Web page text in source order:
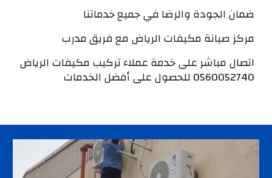
ضمان الجودة والرضا في جميع خدماتنا
مركز صيانة مكيفات الرياض مع فريق مدرب
اتصال مباشر على خدمة عملاء تركيب مكيفات الرياض
0560052740 للحصول على أفضل الخدمات